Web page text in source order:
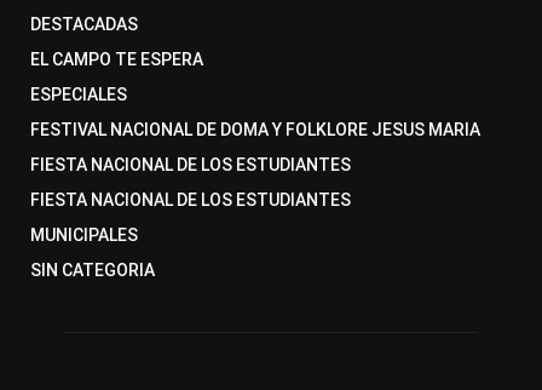
DESTACADAS
EL CAMPO TE ESPERA
ESPECIALES
FESTIVAL NACIONAL DE DOMA Y FOLKLORE JESUS MARIA
FIESTA NACIONAL DE LOS ESTUDIANTES
FIESTA NACIONAL DE LOS ESTUDIANTES
MUNICIPALES
SIN CATEGORIA